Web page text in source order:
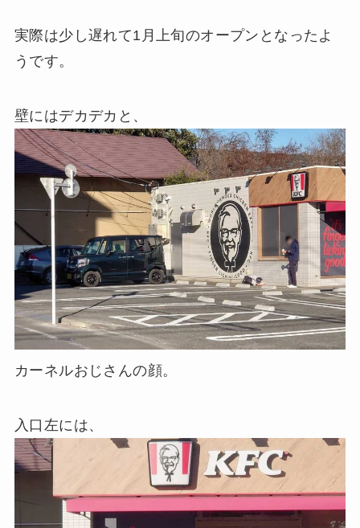
実際は少し遅れて1月上旬のオープンとなったよ
うです。
壁にはデカデカと、
カーネルおじさんの顔。
入口左には、